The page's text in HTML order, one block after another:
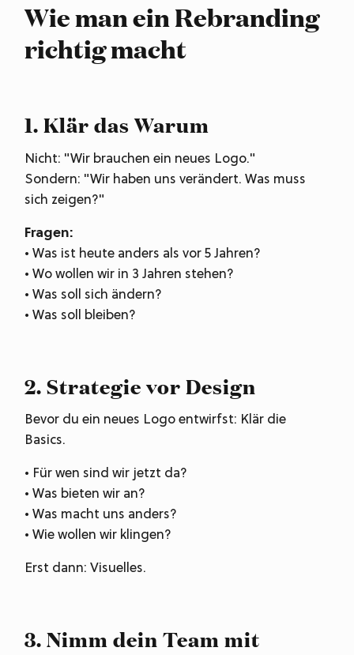
Wie man ein Rebranding
richtig macht
1. Klär das Warum
Nicht: "Wir brauchen ein neues Logo."
Sondern: "Wir haben uns verändert. Was muss
sich zeigen?"
Fragen:
• Was ist heute anders als vor 5 Jahren?
• Wo wollen wir in 3 Jahren stehen?
• Was soll sich ändern?
• Was soll bleiben?
2. Strategie vor Design
Bevor du ein neues Logo entwirfst: Klär die
Basics.
• Für wen sind wir jetzt da?
• Was bieten wir an?
• Was macht uns anders?
• Wie wollen wir klingen?
Erst dann: Visuelles.
3. Nimm dein Team mit